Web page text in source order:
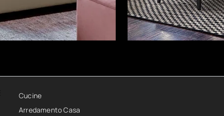
Cucine
Arredamento Casa